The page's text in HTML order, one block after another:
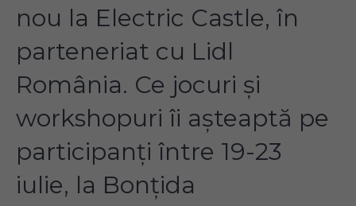
nou la Electric Castle, în
parteneriat cu Lidl
România. Ce jocuri și
workshopuri îi așteaptă pe
participanți între 19-23
iulie, la Bonțida